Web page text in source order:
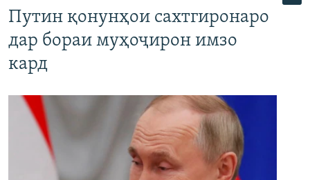
Путин қонунҳои сахтгиронаро
дар бораи муҳоҷирон имзо
кард